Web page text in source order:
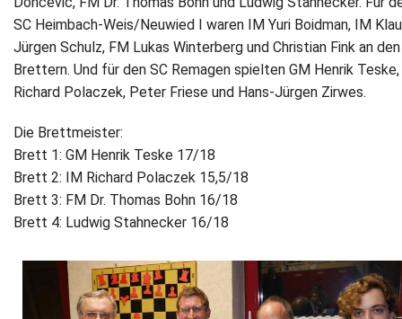
SC Heimbach‐Weis/Neuwied I waren IM Yuri Boidman, IM
Jürgen Schulz, FM Lukas Winterberg und Christian Fink an den
Brettern. Und für den SC Remagen spielten GM Henrik
Richard Polaczek, Peter Friese und Hans‐Jürgen Zirwes.
Die Brettmeister:
Brett 1: GM Henrik Teske 17/18
Brett 2: IM Richard Polaczek 15,5/18
Brett 3: FM Dr. Thomas Bohn 16/18
Brett 4: Ludwig Stahnecker 16/18